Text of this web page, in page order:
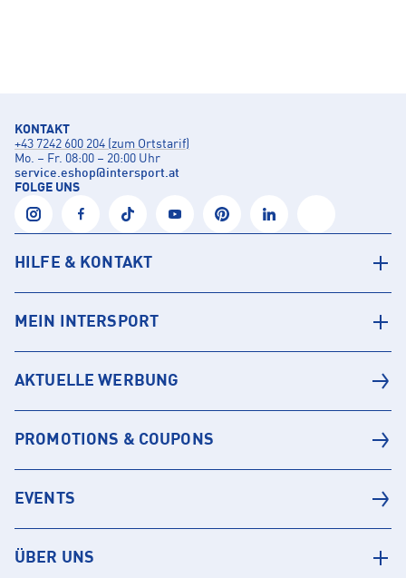
KONTAKT
+43 7242 600 204 (zum Ortstarif)
Mo. – Fr. 08:00 – 20:00 Uhr
service.eshop@intersport.at
FOLGE UNS
HILFE & KONTAKT
MEIN INTERSPORT
AKTUELLE WERBUNG
PROMOTIONS & COUPONS
EVENTS
ÜBER UNS